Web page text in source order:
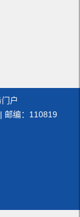
户
邮编：110819